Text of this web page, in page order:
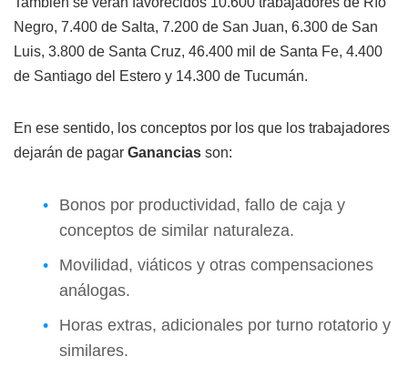
Negro, 7.400 de Salta, 7.200 de San Juan, 6.300 de San
Luis, 3.800 de Santa Cruz, 46.400 mil de Santa Fe, 4.400
de Santiago del Estero y 14.300 de Tucumán.
En ese sentido, los conceptos por los que los trabajadores
dejarán de pagar Ganancias son:
Bonos por productividad, fallo de caja y
conceptos de similar naturaleza.
Movilidad, viáticos y otras compensaciones
análogas.
Horas extras, adicionales por turno rotatorio y
similares.